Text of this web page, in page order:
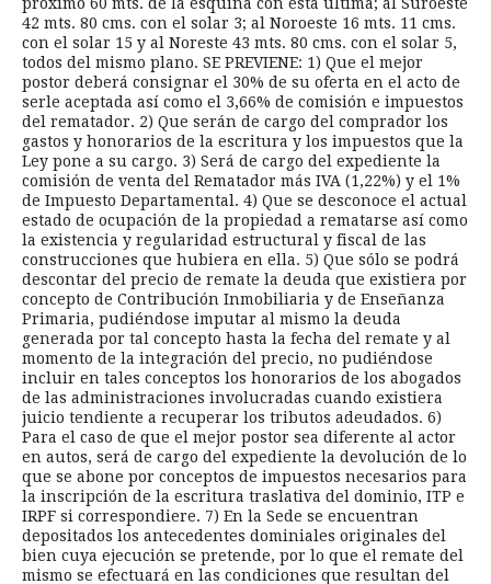
42 mts. 80 cms. con el solar 3; al Noroeste 16 mts. 11 cms.
con el solar 15 y al Noreste 43 mts. 80 cms. con el solar 5,
todos del mismo plano. SE PREVIENE: 1) Que el mejor
postor deberá consignar el 30% de su oferta en el acto de
serle aceptada así como el 3,66% de comisión e impuestos
del rematador. 2) Que serán de cargo del comprador los
gastos y honorarios de la escritura y los impuestos que la
Ley pone a su cargo. 3) Será de cargo del expediente la
comisión de venta del Rematador más IVA (1,22%) y el 1%
de Impuesto Departamental. 4) Que se desconoce el actual
estado de ocupación de la propiedad a rematarse así como
la existencia y regularidad estructural y fiscal de las
construcciones que hubiera en ella. 5) Que sólo se podrá
descontar del precio de remate la deuda que existiera por
concepto de Contribución Inmobiliaria y de Enseñanza
Primaria, pudiéndose imputar al mismo la deuda
generada por tal concepto hasta la fecha del remate y al
momento de la integración del precio, no pudiéndose
incluir en tales conceptos los honorarios de los abogados
de las administraciones involucradas cuando existiera
juicio tendiente a recuperar los tributos adeudados. 6)
Para el caso de que el mejor postor sea diferente al actor
en autos, será de cargo del expediente la devolución de lo
que se abone por conceptos de impuestos necesarios para
la inscripción de la escritura traslativa del dominio, ITP e
IRPF si correspondiere. 7) En la Sede se encuentran
depositados los antecedentes dominiales originales del
bien cuya ejecución se pretende, por lo que el remate del
mismo se efectuará en las condiciones que resultan del